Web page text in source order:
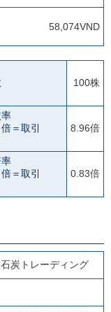
58,074VND
100株
＝取引
8.96倍
＝取引
0.83倍
炭トレーディング